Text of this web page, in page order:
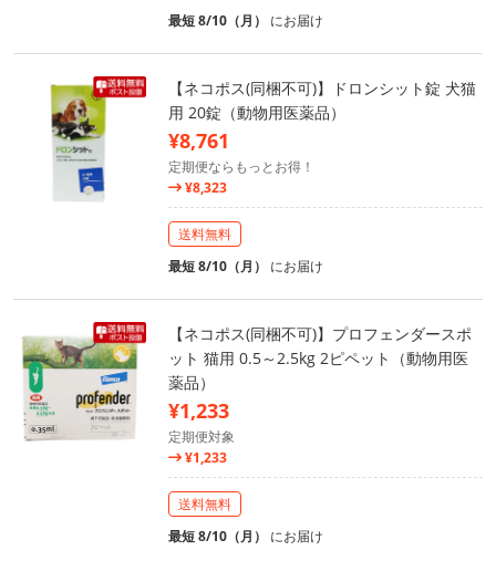
最短 8/10（月） にお届け
【ネコポス(同梱不可)】ドロンシット錠 犬猫
用 20錠（動物用医薬品）
¥8,761
定期便ならもっとお得！
¥8,323
送料無料
最短 8/10（月） にお届け
【ネコポス(同梱不可)】プロフェンダースポ
ット 猫用 0.5～2.5kg 2ピペット（動物用医
薬品）
¥1,233
定期便対象
¥1,233
送料無料
最短 8/10（月） にお届け